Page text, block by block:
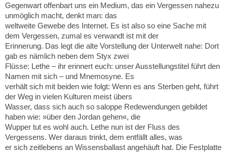
Gegenwart offenbart uns ein Medium, das ein Vergessen nahezu
unmöglich macht, denkt man: das
weltweite Gewebe des Internet. Es ist also so eine Sache mit
dem Vergessen, zumal es verwandt ist mit der
Erinnerung. Das legt die alte Vorstellung der Unterwelt nahe: Dort
gab es nämlich neben dem Styx zwei
Flüsse: Lethe – ihr erinnert euch: unser Ausstellungstitel führt den
Namen mit sich – und Mnemosyne. Es
verhält sich mit beiden wie folgt: Wenn es ans Sterben geht, führt
der Weg in vielen Kulturen meist übers
Wasser, dass sich auch so saloppe Redewendungen gebildet
haben wie: »über den Jordan gehen«, die
Wupper tut es wohl auch. Lethe nun ist der Fluss des
Vergessens. Wer daraus trinkt, dem entfällt alles, was
er sich zeitlebens an Wissensballast angehäuft hat. Die Festplatte